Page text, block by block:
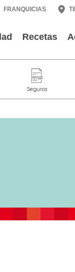
FRANQUICIAS
Recetas